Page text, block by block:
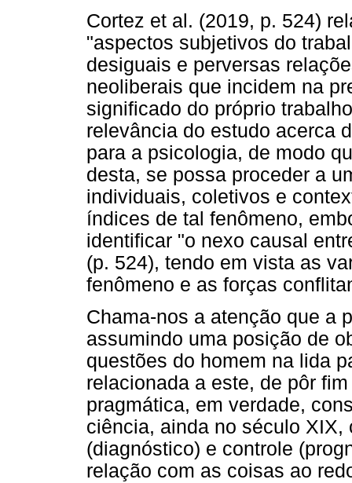
Cortez et al. (2019, p. 524)
"aspectos subjetivos do
desiguais e perversas
neoliberais que incidem na
significado do próprio
relevância do estudo acerca
para a psicologia, de modo
desta, se possa proceder a
individuais, coletivos e
índices de tal fenômeno,
identificar "o nexo causal
(p. 524), tendo em vista as
fenômeno e as forças
Chama-nos a atenção que a
assumindo uma posição de
questões do homem na lida
relacionada a este, de pôr
pragmática, em verdade,
ciência, ainda no século
(diagnóstico) e controle
relação com as coisas ao